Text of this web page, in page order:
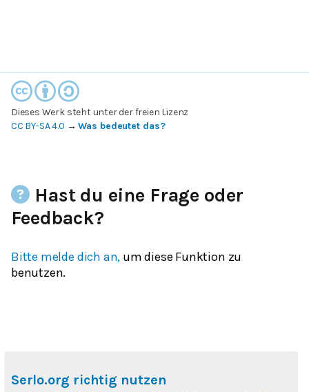
Dieses Werk steht unter der freien Lizenz
CC BY-SA 4.0 →Was bedeutet das?
Hast du eine Frage oder
Feedback?
Bitte melde dich an, um diese Funktion zu
benutzen.
Serlo.org richtig nutzen